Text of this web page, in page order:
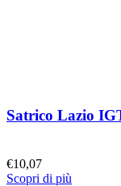
Satrico Lazio
€10,07
Scopri di più